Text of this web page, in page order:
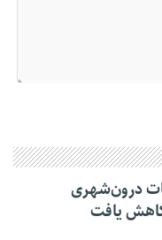
درون‌شهری